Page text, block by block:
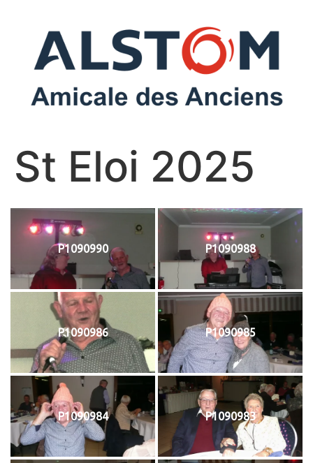
St Eloi 2025
P1090990 P1090988
P1090986 P1090985
P1090984 P1090983